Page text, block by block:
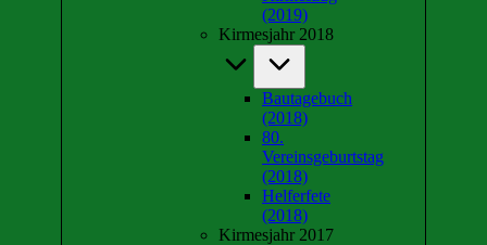
(2019)
Kirmesjahr 2018
Bautagebuch
(2018)
80.
Vereinsgeburtstag
(2018)
Helferfete
(2018)
Kirmesjahr 2017